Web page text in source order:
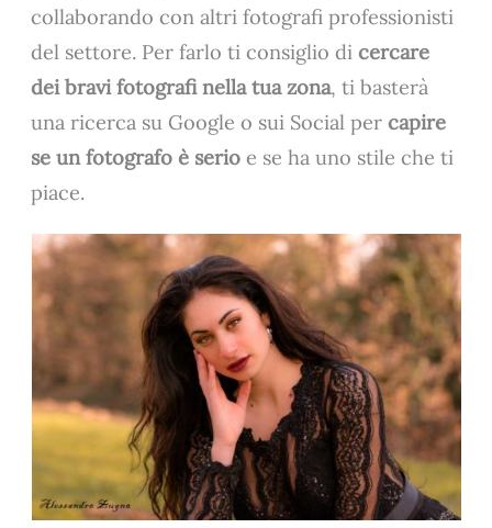
collaborando con altri fotografi professionisti
del settore. Per farlo ti consiglio dicercare
dei bravi fotografi nella tua zona, ti basterà
una ricerca su Google o sui Social percapire
se un fotografo è serio e se ha uno stile che ti
piace.